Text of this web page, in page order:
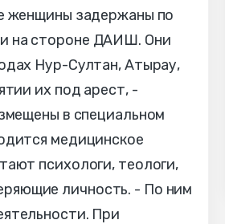
женщины задержаны по
на стороне ДАИШ. Они
Нур-Султан, Атырау,
их под арест, -
в специальном
медицинское
психологи, теологи,
личность. - По ним
При